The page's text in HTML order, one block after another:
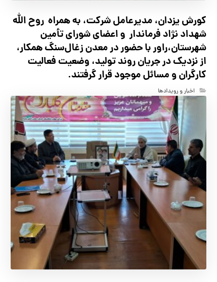
کورش یزدان، مدیرعامل شرکت، به همراه روح الله
شهداد نژاد فرماندار و اعضای شورای تأ‌مین
شهرستان،راور با حضور در معدن زغال‌سنگ همکار،
از نزدیک در جریان روند تولید، وضعیت فعالیت
کارگران و مسائل موجود قرار گرفتند.
اخبار و رویدادها